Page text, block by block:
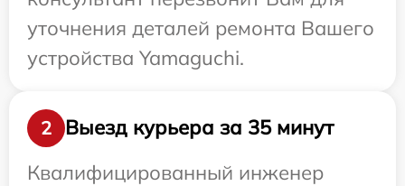
уточнения деталей ремонта Вашего
устройства Yamaguchi.
2
Выезд курьера за 35 минут
Квалифицированный инженер